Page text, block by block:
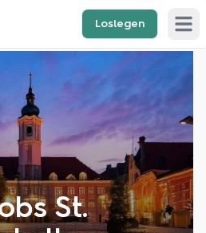
Loslegen
St.